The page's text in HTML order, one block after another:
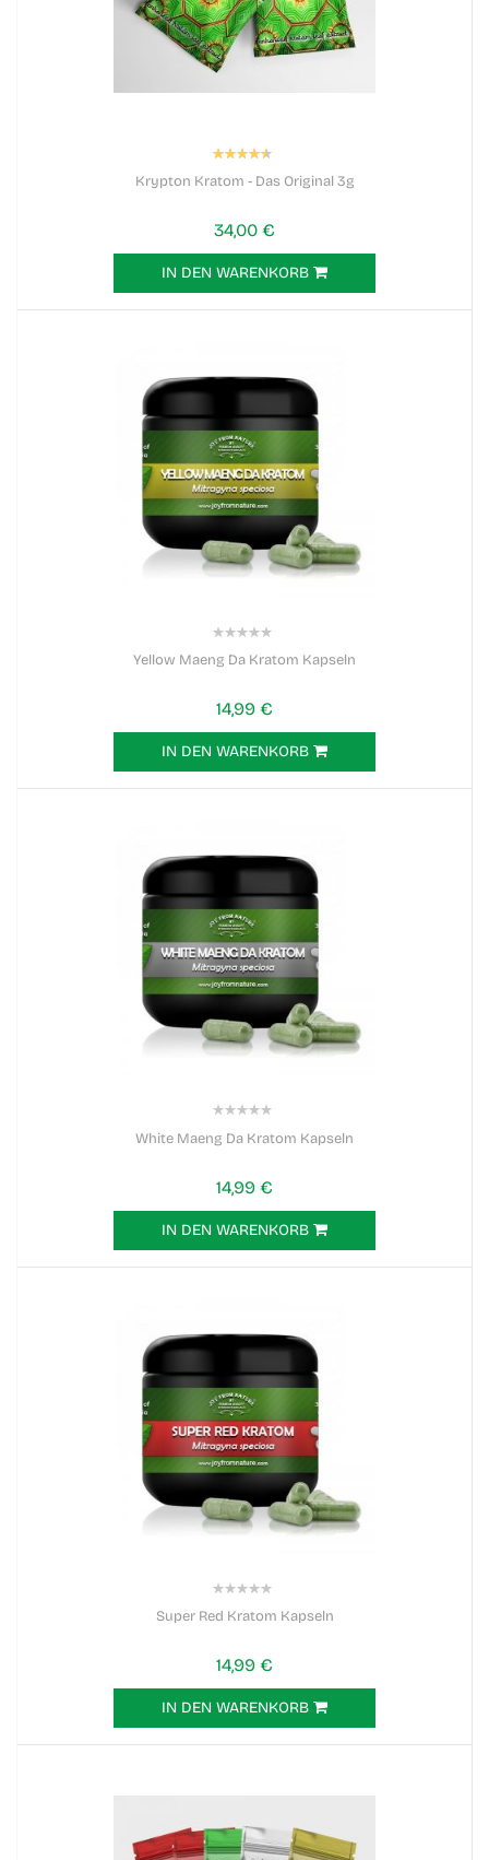
Bewertung:
Krypton Kratom - Das Original 3g
34,00 €
IN DEN WARENKORB
Yellow Maeng Da Kratom Kapseln
14,99 €
IN DEN WARENKORB
White Maeng Da Kratom Kapseln
14,99 €
IN DEN WARENKORB
Super Red Kratom Kapseln
14,99 €
IN DEN WARENKORB